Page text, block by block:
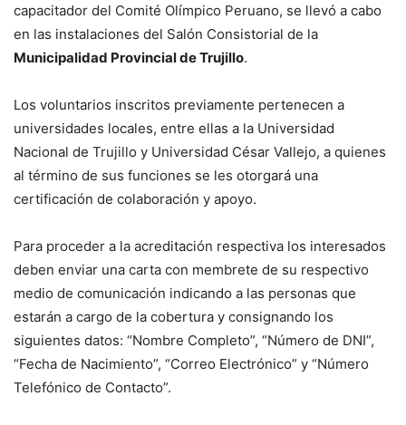
capacitador del Comité Olímpico Peruano, se llevó a cabo
en las instalaciones del Salón Consistorial de la
Municipalidad Provincial de Trujillo.
Los voluntarios inscritos previamente pertenecen a
universidades locales, entre ellas a la Universidad
Nacional de Trujillo y Universidad César Vallejo, a quienes
al término de sus funciones se les otorgará una
certificación de colaboración y apoyo.
Para proceder a la acreditación respectiva los interesados
deben enviar una carta con membrete de su respectivo
medio de comunicación indicando a las personas que
estarán a cargo de la cobertura y consignando los
siguientes datos: “Nombre Completo”, “Número de DNI”,
“Fecha de Nacimiento”, “Correo Electrónico” y “Número
Telefónico de Contacto”.